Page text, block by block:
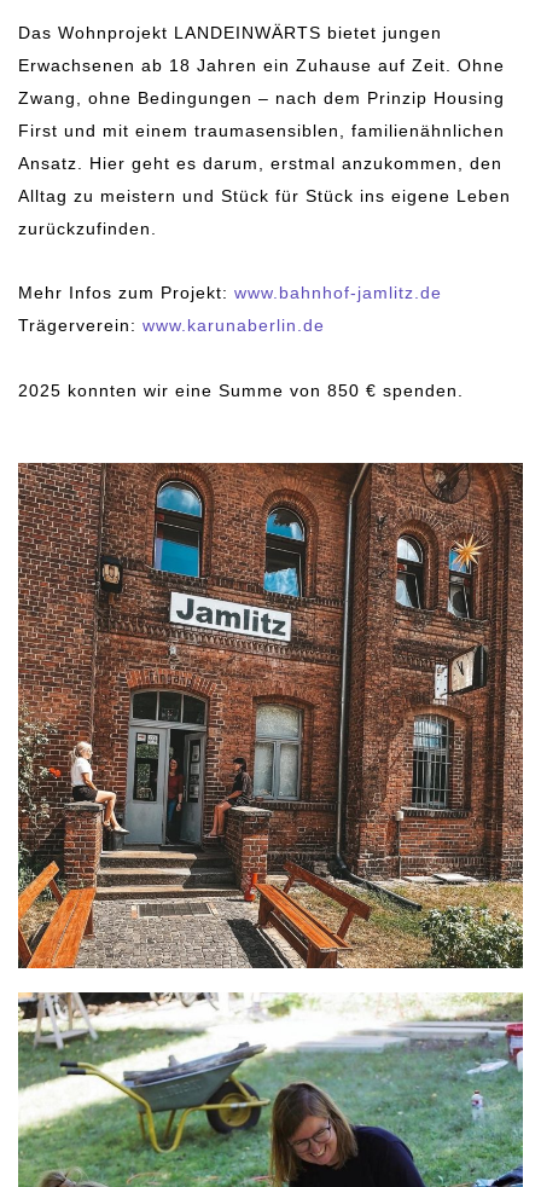
Das Wohnprojekt LANDEINWÄRTS bietet jungen
Erwachsenen ab 18 Jahren ein Zuhause auf Zeit. Ohne
Zwang, ohne Bedingungen – nach dem Prinzip Housing
First und mit einem traumasensiblen, familienähnlichen
Ansatz. Hier geht es darum, erstmal anzukommen, den
Alltag zu meistern und Stück für Stück ins eigene Leben
zurückzufinden.
Mehr Infos zum Projekt: www.bahnhof-jamlitz.de
Trägerverein: www.karunaberlin.de
2025 konnten wir eine Summe von 850 € spenden.